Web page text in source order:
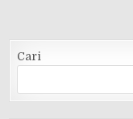
Cari